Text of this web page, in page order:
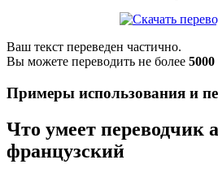
Ваш текст переведен частично.
Вы можете переводить не более 5000
Примеры использования и
Что умеет переводчик
французский